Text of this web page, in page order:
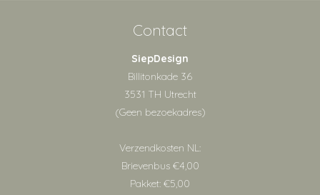
Contact
SiepDesign
Billitonkade 36
3531 TH Utrecht
(Geen bezoekadres)
Verzendkosten NL:
Brievenbus €4,00
Pakket: €5,00